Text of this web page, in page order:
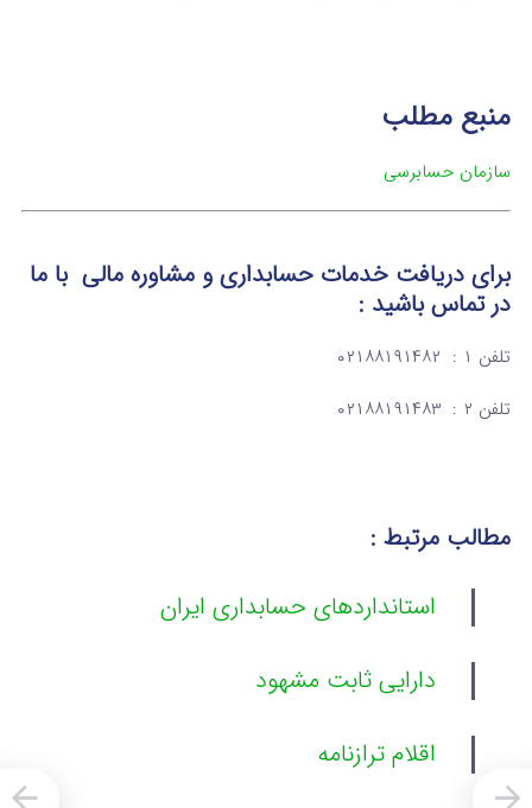
منبع مطلب
سازمان حسابرسی
برای دریافت خدمات حسابداری و مشاوره مالی با ما
در تماسباشید :
تلفن ۱ : ۰۲۱۸۸۱۹۱۴۸۲
تلفن ۲ : ۰۲۱۸۸۱۹۱۴۸۳
مطالب مرتبط :
استانداردهای حسابداری ایران
دارایی ثابت مشهود
اقلام ترازنامه